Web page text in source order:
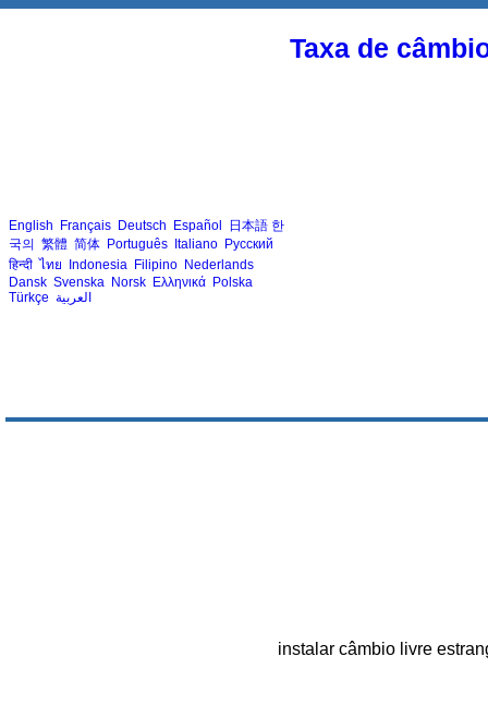
Taxa de
English Français Deutsch Español 日本語 한
국의 繁體 简体 Português Italiano Русский
हिन्दी ไทย Indonesia Filipino Nederlands
Dansk Svenska Norsk Ελληνικά Polska
Türkçe العربية
instalar câmbio livre